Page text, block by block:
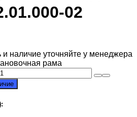
02
и наличие уточняйте у менеджера
рама